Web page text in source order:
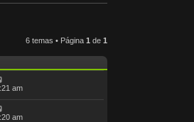
6 temas • Página 1 de 1
am
am